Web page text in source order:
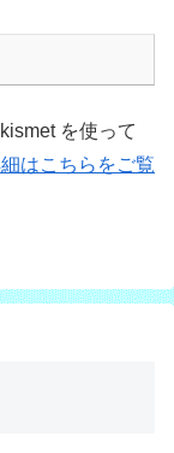
を使って
はこちらをご覧